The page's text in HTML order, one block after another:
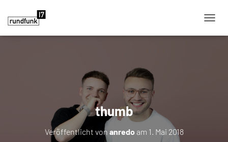
thumb
Veröffentlicht von anredoam 1. Mai 2018